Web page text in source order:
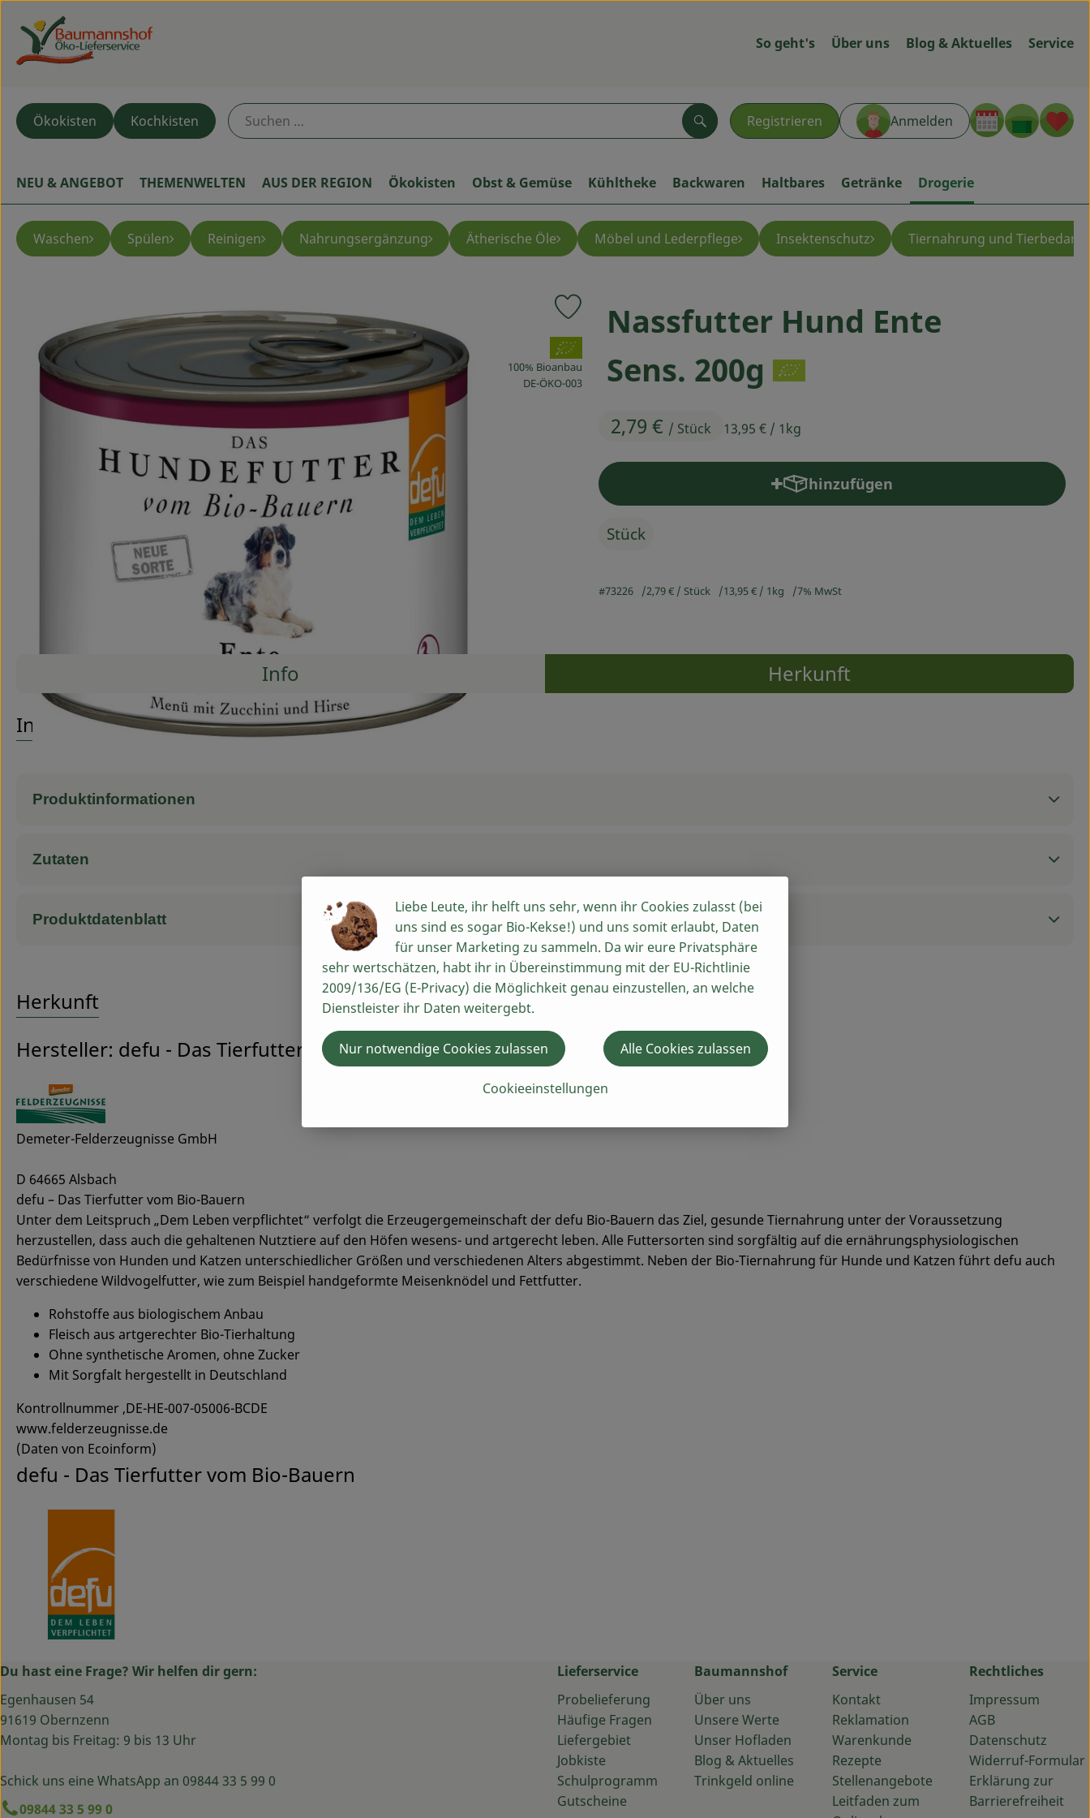
So geht's Über uns Blog & Aktuelles Service
Registrieren Anmelden
Suchen
Ökokisten Kochkisten
NEU & ANGEBOT THEMENWELTEN AUS DER REGION Ökokisten Obst & Gemüse Kühltheke Backwaren Haltbares Getränke Drogerie
Waschen Spülen Reinigen Nahrungsergänzung Ätherische Öle Möbel und Lederpflege Insektenschutz Tiernahrung und Tierbedarf
Nassfutter Hund Ente
Sens. 200g
2,79 € / Stück 13,95 € / 1kg
Produkt zu Favouriten hinzufügen
, Verband:
100% Bioanbau
, Kontrollstelle:
DE-ÖKO-003
hinzufügen
Produkt zum Warenkorb hinzufügen
Stück
#73226 2,79 € / Stück 13,95 € / 1kg 7% MwSt
Rezepte
Info
Herkunft
Entdecke passende RezepteEs wurden keine passenden Rezepte gefunden.
Info
Produktinformationen
Zutaten
Produktdatenblatt
Herkunft
Hersteller: defu - Das Tierfutter vom Bio-Bauern
Demeter-Felderzeugnisse GmbH
D 64665 Alsbach
defu – Das Tierfutter vom Bio-Bauern
Unter dem Leitspruch „Dem Leben verpflichtet“ verfolgt die Erzeugergemeinschaft der defu Bio-Bauern das Ziel, gesunde Tiernahrung unter der Voraussetzung
herzustellen, dass auch die gehaltenen Nutztiere auf den Höfen wesens- und artgerecht leben. Alle Futtersorten sind sorgfältig auf die ernährungsphysiologischen
Bedürfnisse von Hunden und Katzen unterschiedlicher Größen und verschiedenen Alters abgestimmt. Neben der Bio-Tiernahrung für Hunde und Katzen führt defu auch
verschiedene Wildvogelfutter, wie zum Beispiel handgeformte Meisenknödel und Fettfutter.
Rohstoffe aus biologischem Anbau
Fleisch aus artgerechter Bio-Tierhaltung
Ohne synthetische Aromen, ohne Zucker
Mit Sorgfalt hergestellt in Deutschland
Kontrollnummer ,DE-HE-007-05006-BCDE
www.felderzeugnisse.de
(Daten von Ecoinform)
defu - Das Tierfutter vom Bio-Bauern
Du hast eine Frage? Wir helfen dir gern:
Egenhausen 54
91619 Obernzenn
Montag bis Freitag: 9 bis 13 Uhr
Schick uns eine WhatsApp an 09844 33 5 99 0
09844 33 5 99 0
Lieferservice
Probelieferung
Häufige Fragen
Liefergebiet
Jobkiste
Schulprogramm
Gutscheine
Baumannshof
Über uns
Unsere Werte
Unser Hofladen
Blog & Aktuelles
Trinkgeld online
Service
Kontakt
Reklamation
Warenkunde
Rezepte
Stellenangebote
Leitfaden zum
Rechtliches
Impressum
AGB
Datenschutz
Widerruf-Formular
Erklärung zur
Barrierefreiheit
Liebe Leute, ihr helft uns sehr, wenn ihr Cookies zulasst (bei
uns sind es sogar Bio-Kekse!) und uns somit erlaubt, Daten
für unser Marketing zu sammeln. Da wir eure Privatsphäre
sehr wertschätzen, habt ihr in Übereinstimmung mit der EU-Richtlinie
2009/136/EG (E-Privacy) die Möglichkeit genau einzustellen, an welche
Dienstleister ihr Daten weitergebt.
Cookieeinstellungen
Nur notwendige Cookies zulassen Alle Cookies zulassen